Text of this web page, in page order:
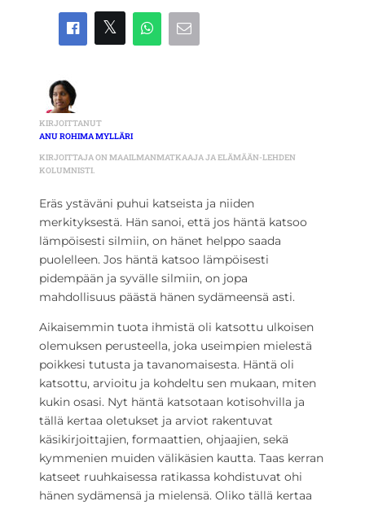
KIRJOITTANUT
ANU ROHIMA MYLLÄRI
KIRJOITTAJA ON MAAILMANMATKAAJA JA ELÄMÄÄN-LEHDEN
KOLUMNISTI.
Eräs ystäväni puhui katseista ja niiden
merkityksestä. Hän sanoi, että jos häntä katsoo
lämpöisesti silmiin, on hänet helppo saada
puolelleen. Jos häntä katsoo lämpöisesti
pidempään ja syvälle silmiin, on jopa
mahdollisuus päästä hänen sydämeensä asti.
Aikaisemmin tuota ihmistä oli katsottu ulkoisen
olemuksen perusteella, joka useimpien mielestä
poikkesi tutusta ja tavanomaisesta. Häntä oli
katsottu, arvioitu ja kohdeltu sen mukaan, miten
kukin osasi. Nyt häntä katsotaan kotisohvilla ja
tällä kertaa oletukset ja arviot rakentuvat
käsikirjoittajien, formaattien, ohjaajien, sekä
kymmenien muiden välikäsien kautta. Taas kerran
katseet ruuhkaisessa ratikassa kohdistuvat ohi
hänen sydämensä ja mielensä. Oliko tällä kertaa